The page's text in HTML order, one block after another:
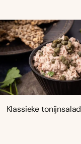
Klassieke